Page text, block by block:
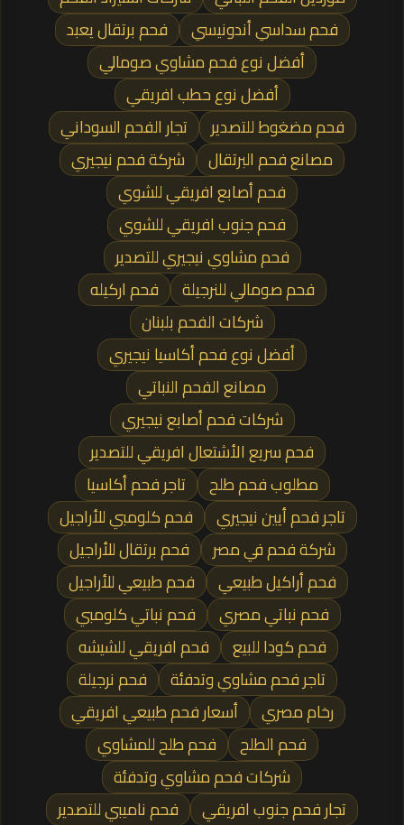
فحم سداسي أندونيسي
فحم برتقال يعبد
أفضل نوع فحم مشاوي صومالي
أفضل نوع حطب افريقي
فحم مضغوط للتصدير
تجار الفحم السوداني
مصانع فحم البرتقال
شركة فحم نيجيري
فحم أصابع افريقي للشوي
فحم جنوب افريقي للشوي
فحم مشاوي نيجيري للتصدير
فحم صومالي للنرجيلة
فحم اركيله
شركات الفحم بلبنان
أفضل نوع فحم أكاسيا نيجيري
مصانع الفحم النباتي
شركات فحم أصابع نيجيري
فحم سريع الأشتعال افريقي للتصدير
مطلوب فحم طلح
تاجر فحم أكاسيا
تاجر فحم أيين نيجيري
فحم كلومبي للأراجيل
شركة فحم في مصر
فحم برتقال للأراجيل
فحم أراكيل طبيعي
فحم طبيعي للأراجيل
فحم نباتي مصري
فحم نباتي كلومبي
فحم كودا للبيع
فحم افريقي للشيشه
تاجر فحم مشاوي وتدفئة
فحم نرجيلة
رخام مصري
أسعار فحم طبيعي افريقي
فحم الطلح
فحم طلح للمشاوي
شركات فحم مشاوي وتدفئة
تجار فحم جنوب افريقي
فحم ناميبي للتصدير